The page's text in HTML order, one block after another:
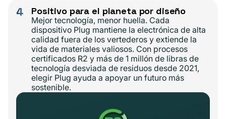
4 Positivo para el planeta por diseño
Mejor tecnología, menor huella. Cada
dispositivo Plug mantiene la electrónica de alta
calidad fuera de los vertederos y extiende la
vida de materiales valiosos. Con procesos
certificados R2 y más de 1 millón de libras de
tecnología desviada de residuos desde 2021,
elegir Plug ayuda a apoyar un futuro más
sostenible.